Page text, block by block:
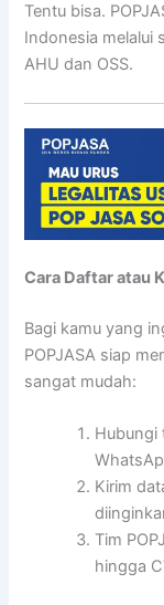
Tentu bisa.
Indonesia melalui
AHU dan OSS.
Cara Daftar atau
Bagi kamu yang
POPJASA siap
sangat mudah:
Hubungi
Kirim
Tim
hingga